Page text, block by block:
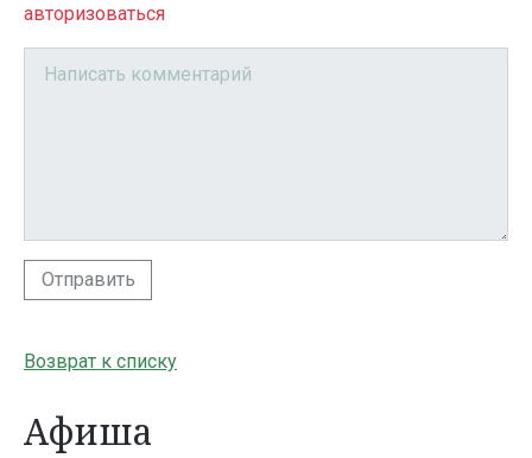
авторизоваться
Отправить
Возврат к списку
Афиша